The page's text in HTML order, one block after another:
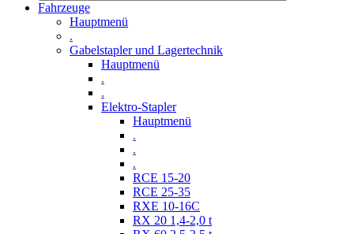
Fahrzeuge
Hauptmenü
.
Gabelstapler und Lagertechnik
Hauptmenü
.
.
Elektro-Stapler
Hauptmenü
.
.
.
RCE 15-20
RCE 25-35
RXE 10-16C
RX 20 1,4-2,0 t